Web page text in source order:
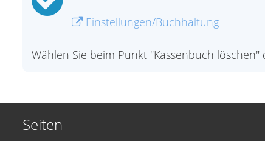
Einstellungen/Buchhaltung
Wählen Sie beim Punkt "Kassenbuch
Seiten